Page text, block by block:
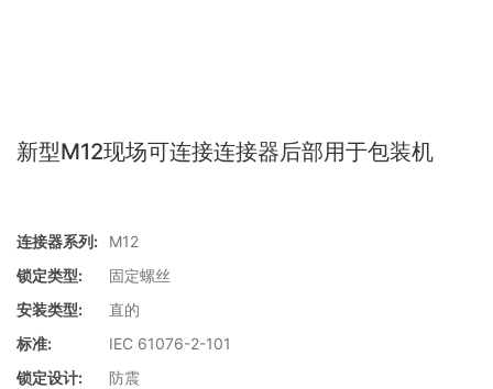
新型M12现场可连接连接器后部用于包装机
连接器系列:
M12
锁定类型:
固定螺丝
安装类型:
直的
标准:
IEC 61076-2-101
锁定设计:
防震